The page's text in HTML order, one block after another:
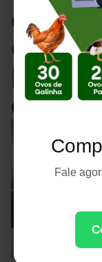
Fale
Ovos:
de